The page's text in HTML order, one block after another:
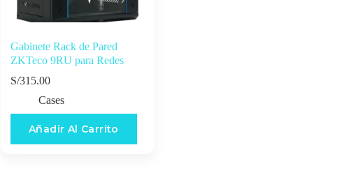
Gabinete Rack de Pared
ZKTeco 9RU para Redes
S/315.00
Cases
Añadir Al Carrito